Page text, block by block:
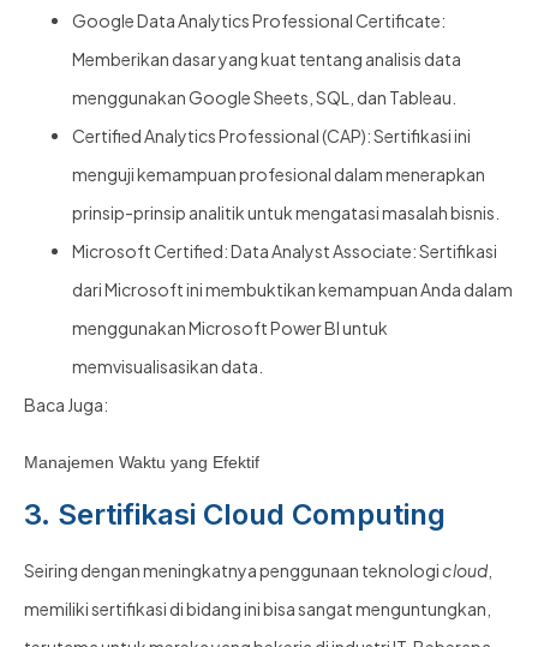
Google Data Analytics Professional Certificate:
Memberikan dasar yang kuat tentang analisis data
menggunakan Google Sheets, SQL, dan Tableau.
Certified Analytics Professional (CAP): Sertifikasi ini
menguji kemampuan profesional dalam menerapkan
prinsip-prinsip analitik untuk mengatasi masalah bisnis.
Microsoft Certified: Data Analyst Associate: Sertifikasi
dari Microsoft ini membuktikan kemampuan Anda dalam
menggunakan Microsoft Power BI untuk
memvisualisasikan data.
Baca Juga:
Manajemen Waktu yang Efektif
3. Sertifikasi Cloud Computing
Seiring dengan meningkatnya penggunaan teknologicloud,
memiliki sertifikasi di bidang ini bisa sangat menguntungkan,